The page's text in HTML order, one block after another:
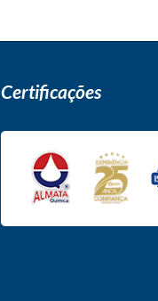
Certificações